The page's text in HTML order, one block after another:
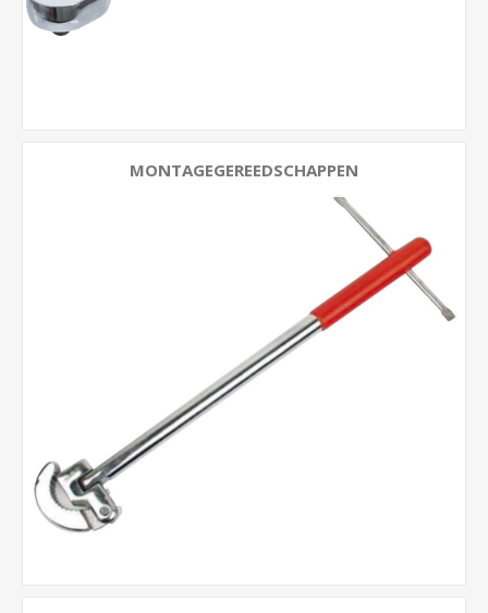
MONTAGEGEREEDSCHAPPEN